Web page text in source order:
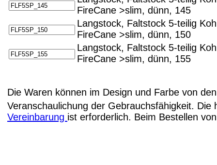
FireCane >slim, dünn, 145
Langstock, Faltstock 5-teilig
FireCane >slim, dünn, 150
Langstock, Faltstock 5-teilig
FireCane >slim, dünn, 155
Die Waren können im Design und Farbe von
Veranschaulichung der Gebrauchsfähigkeit.
Vereinbarung ist erforderlich. Beim Bestellen